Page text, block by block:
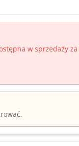
w sprzedaży za
.